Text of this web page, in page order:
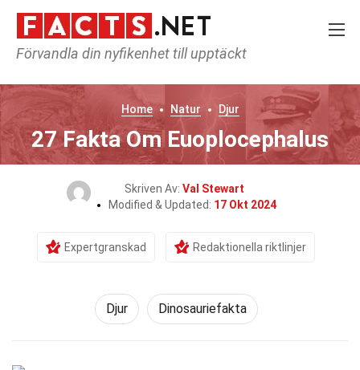
Förvandla din nyfikenhet till upptäckt
Home Natur Djur
27 Fakta Om Euoplocephalus
Skriven Av: Val Stewart
Modified & Updated: 17 Okt 2024
Expertgranskad Redaktionella riktlinjer
Djur Dinosauriefakta